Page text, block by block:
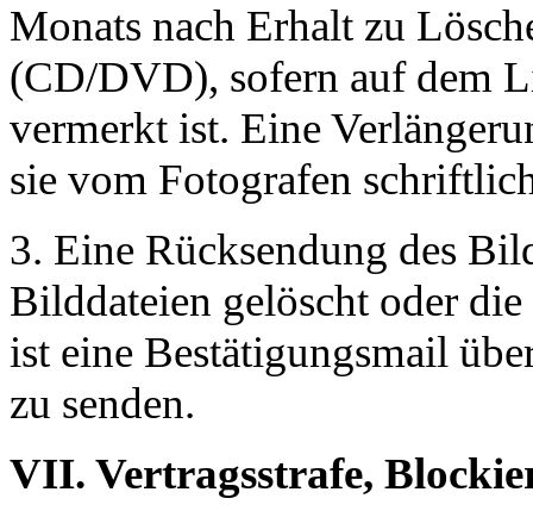
Monats nach Erhalt zu
(CD/DVD), sofern auf dem
vermerkt ist. Eine
sie vom Fotografen
3. Eine Rücksendung des
Bilddateien gelöscht oder
ist eine Bestätigungsmail
zu senden.
VII. Vertragsstrafe,